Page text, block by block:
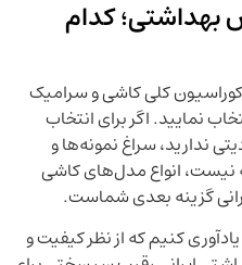
بهداشتی؛ کدام
کلی کاشی و سرامیک
نمایید. اگر برای انتخاب
ندارید، سراغ نمونه‌ها و
نیست، انواع مدل‌های کاشی
گزینه بعدی شماست.
کنیم که از نظر کیفیت و